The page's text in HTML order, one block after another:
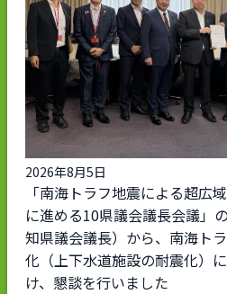
2026年8月5日
「南海トラフ地震による超広
に進める10県議会議長会議」
知県議会議長）から、南海ト
化（上下水道施設の耐震化）
け、懇談を行いました